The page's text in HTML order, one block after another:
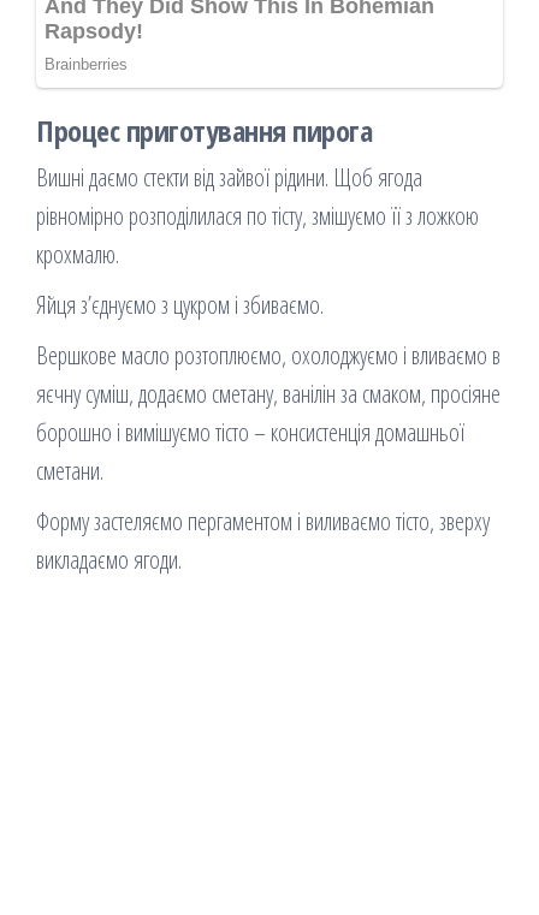
Процес приготування пирога
Вишні даємо стекти від зайвої рідини. Щоб ягода
рівномірно розподілилася по тісту, змішуємо її з ложкою
крохмалю.
Яйця з’єднуємо з цукром і збиваємо.
Вершкове масло розтоплюємо, охолоджуємо і вливаємо в
яєчну суміш, додаємо сметану, ванілін за смаком, просіяне
борошно і вимішуємо тісто – консистенція домашньої
сметани.
Форму застеляємо пергаментом і виливаємо тісто, зверху
викладаємо ягоди.